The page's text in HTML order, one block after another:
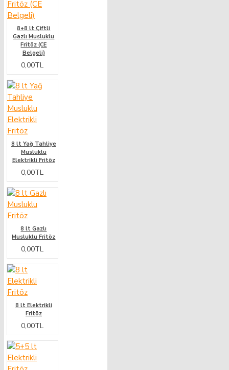
8+8 lt Çiftli
Gazlı Musluklu
Fritöz (CE
Belgeli)
0,00TL
8 lt Yağ Tahliye
Musluklu
Elektrikli Fritöz
0,00TL
8 lt Gazlı
Musluklu Fritöz
0,00TL
8 lt Elektrikli
Fritöz
0,00TL